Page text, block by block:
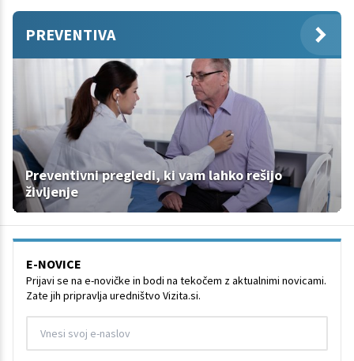
PREVENTIVA
Preventivni pregledi, ki vam lahko rešijo
življenje
E-NOVICE
Prijavi se na e-novičke in bodi na tekočem z aktualnimi novicami.
Zate jih pripravlja uredništvo Vizita.si.